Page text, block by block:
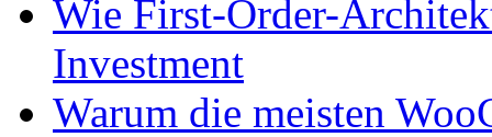
Wie First-Order-
Investment
Warum die meisten